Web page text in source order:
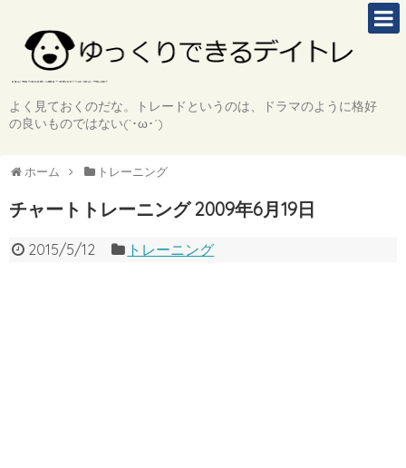
よく見ておくのだな。トレードというのは、ドラマのように格好
の良いものではない(`･ω･´)
ホーム トレーニング
チャートトレーニング 2009年6月19日
2015/5/12 トレーニング